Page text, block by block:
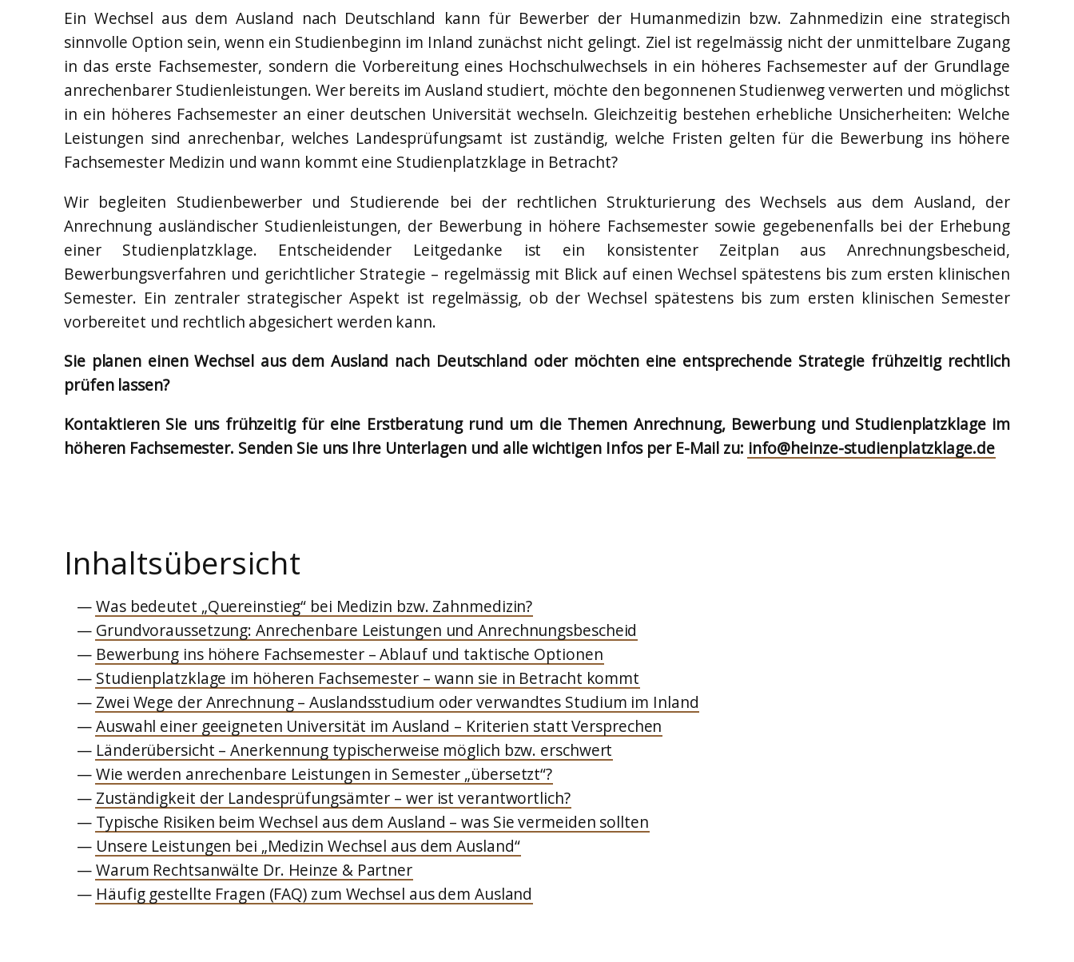
Ein Wechsel aus dem Ausland nach Deutschland kann für Bewerber der Humanmedizin bzw. Zahnmedizin eine strategisch
sinnvolle Option sein, wenn ein Studienbeginn im Inland zunächst nicht gelingt. Ziel ist regelmässig nicht der unmittelbare Zugang
in das erste Fachsemester, sondern die Vorbereitung eines Hochschulwechsels in ein höheres Fachsemester auf der Grundlage
anrechenbarer Studienleistungen. Wer bereits im Ausland studiert, möchte den begonnenen Studienweg verwerten und möglichst
in ein höheres Fachsemester an einer deutschen Universität wechseln. Gleichzeitig bestehen erhebliche Unsicherheiten: Welche
Leistungen sind anrechenbar, welches Landesprüfungsamt ist zuständig, welche Fristen gelten für die Bewerbung ins höhere
Fachsemester Medizin und wann kommt eine Studienplatzklage in Betracht?
Wir begleiten Studienbewerber und Studierende bei der rechtlichen Strukturierung des Wechsels aus dem Ausland, der
Anrechnung ausländischer Studienleistungen, der Bewerbung in höhere Fachsemester sowie gegebenenfalls bei der Erhebung
einer Studienplatzklage. Entscheidender Leitgedanke ist ein konsistenter Zeitplan aus Anrechnungsbescheid,
Bewerbungsverfahren und gerichtlicher Strategie – regelmässig mit Blick auf einen Wechsel spätestens bis zum ersten klinischen
Semester. Ein zentraler strategischer Aspekt ist regelmässig, ob der Wechsel spätestens bis zum ersten klinischen Semester
vorbereitet und rechtlich abgesichert werden kann.
Sie planen einen Wechsel aus dem Ausland nach Deutschland oder möchten eine entsprechende Strategie frühzeitig rechtlich
prüfen lassen?
Kontaktieren Sie uns frühzeitig für eine Erstberatung rund um die Themen Anrechnung, Bewerbung und Studienplatzklage im
höheren Fachsemester. Senden Sie uns Ihre Unterlagen und alle wichtigen Infos per E-Mail zu: info@heinze-studienplatzklage.de
Inhaltsübersicht
Was bedeutet „Quereinstieg“ bei Medizin bzw. Zahnmedizin?
Grundvoraussetzung: Anrechenbare Leistungen und Anrechnungsbescheid
Bewerbung ins höhere Fachsemester – Ablauf und taktische Optionen
Studienplatzklage im höheren Fachsemester – wann sie in Betracht kommt
Zwei Wege der Anrechnung – Auslandsstudium oder verwandtes Studium im Inland
Auswahl einer geeigneten Universität im Ausland – Kriterien statt Versprechen
Länderübersicht – Anerkennung typischerweise möglich bzw. erschwert
Wie werden anrechenbare Leistungen in Semester „übersetzt“?
Zuständigkeit der Landesprüfungsämter – wer ist verantwortlich?
Typische Risiken beim Wechsel aus dem Ausland – was Sie vermeiden sollten
Unsere Leistungen bei „Medizin Wechsel aus dem Ausland“
Warum Rechtsanwälte Dr. Heinze & Partner
Häufig gestellte Fragen (FAQ) zum Wechsel aus dem Ausland